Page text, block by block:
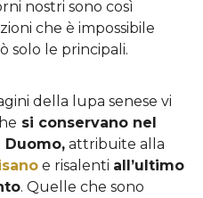
nostri sono così
che è impossibile
solo le principali.
della lupa senese vi
si conservano nel
Duomo, attribuite alla
e risalenti all’ultimo
. Quelle che sono